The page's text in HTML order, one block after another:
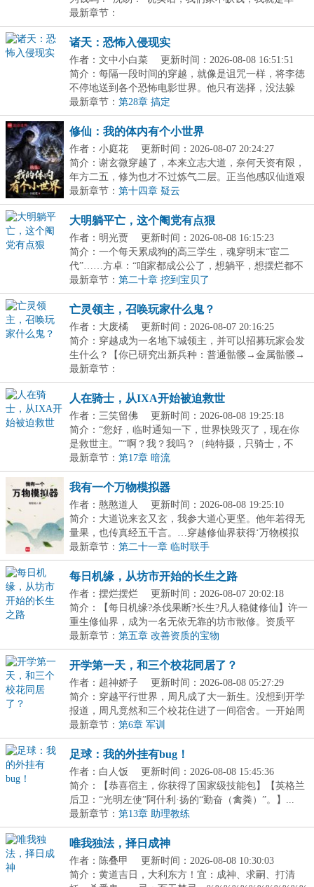
纯...
最新章节：
诸天：恐怖入侵现实
作者：文中小白菜
更新时间：2026-08-08 16:51:51
简介：每隔一段时间的穿越，就像是诅咒一样，将李徳
不停地送到各个恐怖电影世界。他只有选择，没法躲
避。...
最新章节： 第28章 搞定
修仙：我的体内有个小世界
作者：小庭花
更新时间：2026-08-07 20:24:27
简介：谢玄微穿越了，本来立志大道，奈何天资有限，
年方二五，修为也才不过炼气二层。正当他感叹仙道艰
难...
最新章节： 第十四章 疑云
大明躺平亡，这个阉党有点狠
作者：明光贾
更新时间：2026-08-08 16:15:23
简介：一个每天累成狗的高三学生，魂穿明末“宦二
代”……方卓：“咱家都成公公了，想躺平，想摆烂都不
行...
最新章节： 第二十章 挖到宝贝了
亡灵领主，召唤玩家什么鬼？
作者：大废橘
更新时间：2026-08-07 20:16:25
简介：穿越成为一名地下城领主，并可以招募玩家会发
生什么？【你已研究出新兵种：普通骷髅→金属骷髅→
重...
最新章节：
人在骑士，从IXA开始被迫救世
作者：三笑留佛
更新时间：2026-08-08 19:25:18
简介：“您好，临时通知一下，世界快毁灭了，现在你
是救世主。”“啊？我？我吗？（纯特摄，只骑士，不
兼...
最新章节： 第17章 暗流
我有一个万物模拟器
作者：憨憨道人
更新时间：2026-08-08 19:25:10
简介：大道说来玄又玄，我参大道心更坚。他年若得无
量果，也传真经五千言。…穿越修仙界获得‘万物模拟
器...
最新章节： 第二十一章 临时联手
每日机缘，从坊市开始的长生之路
作者：摆烂摆烂
更新时间：2026-08-07 20:02:18
简介：【每日机缘?杀伐果断?长生?凡人稳健修仙】许一
重生修仙界，成为一名无依无靠的坊市散修。资质平
庸...
最新章节： 第五章 改善资质的宝物
开学第一天，和三个校花同居了？
作者：超神娇子
更新时间：2026-08-08 05:27:29
简介：穿越平行世界，周凡成了大一新生。没想到开学
报道，周凡竟然和三个校花住进了一间宿舍。一开始周
凡...
最新章节： 第6章 军训
足球：我的外挂有bug！
作者：白人饭
更新时间：2026-08-08 15:45:36
简介：【恭喜宿主，你获得了国家级技能包】【英格兰
后卫：“光明左使”阿什利·扬的“勤奋（禽粪）”。】...
最新章节： 第13章 助理教练
唯我独法，择日成神
作者：陈叠甲
更新时间：2026-08-08 10:30:03
简介：黄道吉日，大利东方！宜：成神、求嗣、打清